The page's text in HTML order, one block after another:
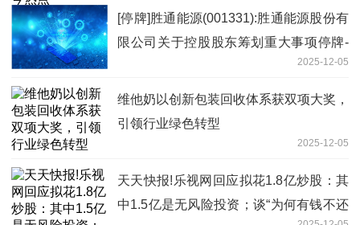
[停牌]胜通能源(001331):胜通能源股份有
限公司关于控股股东筹划重大事项停牌-
2025-12-05
维他奶以创新包装回收体系获双项大奖，
引领行业绿色转型
2025-12-05
天天快报!乐视网回应拟花1.8亿炒股：其
中1.5亿是无风险投资；谈“为何有钱不还